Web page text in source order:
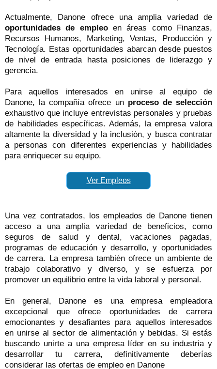
Actualmente, Danone ofrece una amplia variedad de
oportunidades de empleoen áreas como Finanzas,
Recursos Humanos, Marketing, Ventas, Producción y
Tecnología. Estas oportunidades abarcan desde puestos
de nivel de entrada hasta posiciones de liderazgo y
gerencia.
Para aquellos interesados en unirse al equipo de
Danone, la compañía ofrece un proceso de selección
exhaustivo que incluye entrevistas personales y pruebas
de habilidades específicas. Además, la empresa valora
altamente la diversidad y la inclusión, y busca contratar
a personas con diferentes experiencias y habilidades
para enriquecer su equipo.
Ver Empleos
Una vez contratados, los empleados de Danone tienen
acceso a una amplia variedad de beneficios, como
seguros de salud y dental, vacaciones pagadas,
programas de educación y desarrollo, y oportunidades
de carrera. La empresa también ofrece un ambiente de
trabajo colaborativo y diverso, y se esfuerza por
promover un equilibrio entre la vida laboral y personal.
En general, Danone es una empresa empleadora
excepcional que ofrece oportunidades de carrera
emocionantes y desafiantes para aquellos interesados
en unirse al sector de alimentación y bebidas. Si estás
buscando unirte a una empresa líder en su industria y
desarrollar tu carrera, definitivamente deberías
considerar las ofertas de empleo en Danone